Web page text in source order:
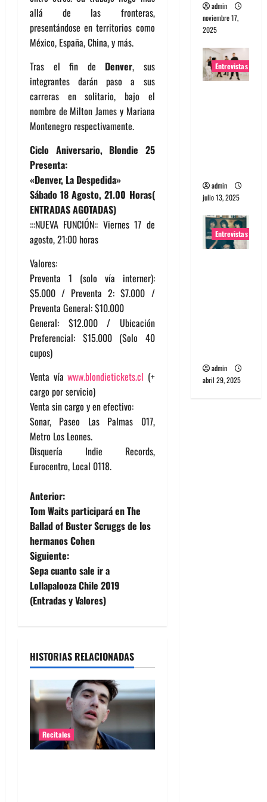
allá de las fronteras,
presentándose en territorios como
México, España, China, y más.
Tras el fin de Denver, sus
integrantes darán paso a sus
carreras en solitario, bajo el
nombre de Milton James y Mariana
Montenegro respectivamente.
Ciclo Aniversario, Blondie 25
Presenta:
«Denver, La Despedida»
Sábado 18 Agosto, 21.00 Horas(
ENTRADAS AGOTADAS)
:::NUEVA FUNCIÓN:: Viernes 17 de
agosto, 21:00 horas
Valores:
Preventa 1 (solo vía interner):
$5.000 / Preventa 2: $7.000 /
Preventa General: $10.000
General: $12.000 / Ubicación
Preferencial: $15.000 (Solo 40
cupos)
Venta víawww.blondietickets.cl (+
cargo por servicio)
Venta sin cargo y en efectivo:
Sonar, Paseo Las Palmas 017,
Metro Los Leones.
Disquería Indie Records,
Eurocentro, Local 0118.
N
a
v
e
g
c
i
ó
n
d
Anterior:
Tom Waits participará en The
Ballad of Buster Scruggs de los
hermanos Cohen
Siguiente:
Sepa cuanto sale ir a
Lollapalooza Chile 2019
(Entradas y Valores)
HISTORIAS RELACIONADAS
Recitales
admin
noviembre 17,
2025
Entrevistas
admin
julio 13, 2025
Entrevistas
admin
abril 29, 2025